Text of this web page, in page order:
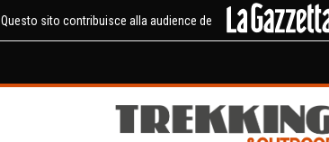
Questo sito contribuisce alla audience de